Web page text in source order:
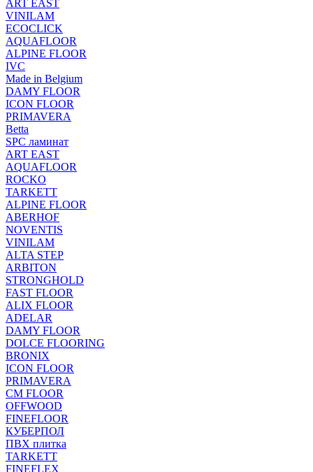
ART EAST
VINILAM
ECOCLICK
AQUAFLOOR
ALPINE FLOOR
IVC
Made in Belgium
DAMY FLOOR
ICON FLOOR
PRIMAVERA
Betta
SPC ламинат
ART EAST
AQUAFLOOR
ROCKO
TARKETT
ALPINE FLOOR
ABERHOF
NOVENTIS
VINILAM
ALTA STEP
ARBITON
STRONGHOLD
FAST FLOOR
ALIX FLOOR
ADELAR
DAMY FLOOR
DOLCE FLOORING
BRONIX
ICON FLOOR
PRIMAVERA
CM FLOOR
OFFWOOD
FINEFLOOR
КУБЕРПОЛ
ПВХ плитка
TARKETT
FINEFLEX